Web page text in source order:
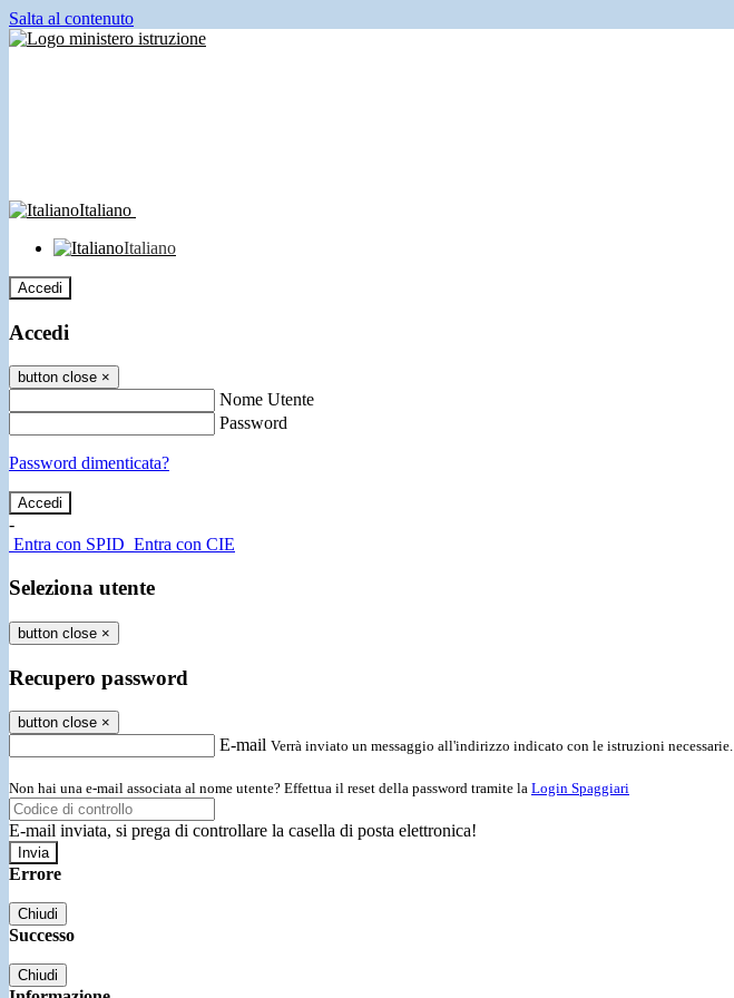
Salta al contenuto
Italiano
Italiano
Accedi
Accedi
button close ×
Nome Utente
Password
Password dimenticata?
-
Entra con SPID Entra con CIE
Seleziona utente
button close ×
Recupero password
button close ×
E-mail Verrà inviato un messaggio all'indirizzo indicato con le istruzioni necessarie.
Non hai una e-mail associata al nome utente? Effettua il reset della password tramite la Login Spaggiari
E-mail inviata, si prega di controllare la casella di posta elettronica!
Errore
Chiudi
Successo
Chiudi